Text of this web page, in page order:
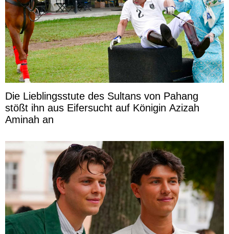
Die Lieblingsstute des Sultans von Pahang
stößt ihn aus Eifersucht auf Königin Azizah
Aminah an